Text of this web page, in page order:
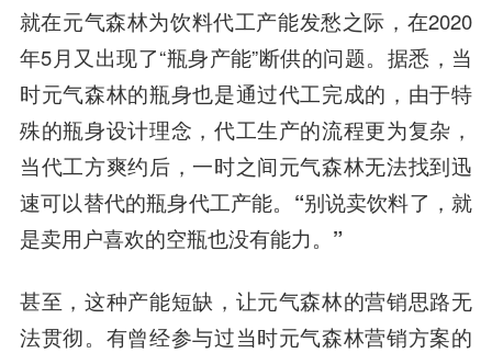
就在元气森林为饮料代工产能发愁之际，在2020
年5月又出现了“瓶身产能”断供的问题。据悉，当
时元气森林的瓶身也是通过代工完成的，由于特
殊的瓶身设计理念，代工生产的流程更为复杂，
当代工方爽约后，一时之间元气森林无法找到迅
速可以替代的瓶身代工产能。 “别说卖饮料了，就
是卖用户喜欢的空瓶也没有能力。”
甚至， 这种产能短缺，让元气森林的营销思路无
法贯彻。有曾经参与过当时元气森林营销方案的